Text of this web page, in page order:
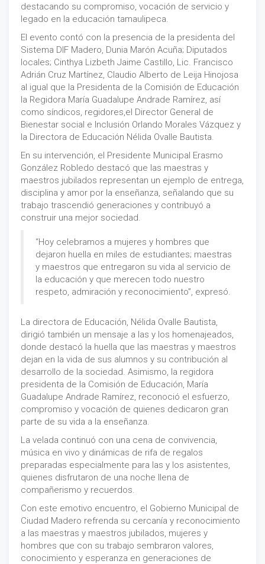
destacando su compromiso, vocación de servicio y
legado en la educación tamaulipeca.
El evento contó con la presencia de la presidenta del
Sistema DIF Madero, Dunia Marón Acuña; Diputados
locales; Cinthya Lizbeth Jaime Castillo, Lic. Francisco
Adrián Cruz Martínez, Claudio Alberto de Leija Hinojosa
al igual que la Presidenta de la Comisión de Educación
la Regidora María Guadalupe Andrade Ramírez, así
como síndicos, regidores,el Director General de
Bienestar social e Inclusión Orlando Morales Vázquez y
la Directora de Educación Nélida Ovalle Bautista.
En su intervención, el Presidente Municipal Erasmo
González Robledo destacó que las maestras y
maestros jubilados representan un ejemplo de entrega,
disciplina y amor por la enseñanza, señalando que su
trabajo trascendió generaciones y contribuyó a
construir una mejor sociedad.
“Hoy celebramos a mujeres y hombres que
dejaron huella en miles de estudiantes; maestras
y maestros que entregaron su vida al servicio de
la educación y que merecen todo nuestro
respeto, admiración y reconocimiento”, expresó.
La directora de Educación, Nélida Ovalle Bautista,
dirigió también un mensaje a las y los homenajeados,
donde destacó la huella que las maestras y maestros
dejan en la vida de sus alumnos y su contribución al
desarrollo de la sociedad. Asimismo, la regidora
presidenta de la Comisión de Educación, María
Guadalupe Andrade Ramírez, reconoció el esfuerzo,
compromiso y vocación de quienes dedicaron gran
parte de su vida a la enseñanza.
La velada continuó con una cena de convivencia,
música en vivo y dinámicas de rifa de regalos
preparadas especialmente para las y los asistentes,
quienes disfrutaron de una noche llena de
compañerismo y recuerdos.
Con este emotivo encuentro, el Gobierno Municipal de
Ciudad Madero refrenda su cercanía y reconocimiento
a las maestras y maestros jubilados, mujeres y
hombres que con su trabajo sembraron valores,
conocimiento y esperanza en generaciones de